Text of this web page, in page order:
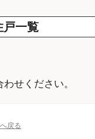
戸一覧
せください。
戻る